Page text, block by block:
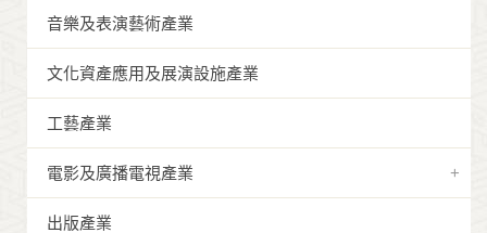
音樂及表演藝術產業
文化資產應用及展演設施產業
工藝產業
電影及廣播電視產業
出版產業